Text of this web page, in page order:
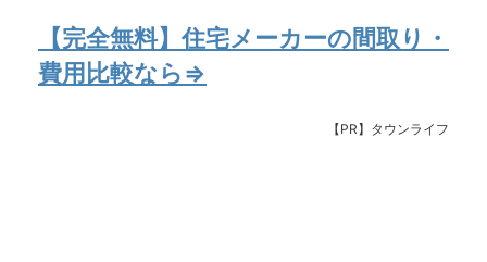
【完全無料】住宅メーカーの間取り・
費用比較なら⇒
【PR】タウンライフ